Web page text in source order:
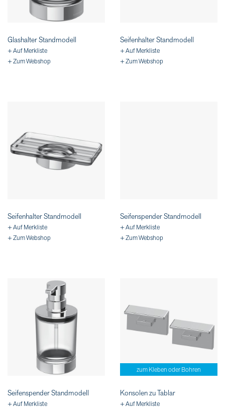
Glashalter Standmodell
+ Auf Merkliste
+ Zum Webshop
Seifenhalter Standmodell
+ Auf Merkliste
+ Zum Webshop
Seifenhalter Standmodell
+ Auf Merkliste
+ Zum Webshop
Seifenspender Standmodell
+ Auf Merkliste
+ Zum Webshop
Seifenspender Standmodell
+ Auf Merkliste
zum Kleben oder Bohren
Konsolen zu Tablar
+ Auf Merkliste